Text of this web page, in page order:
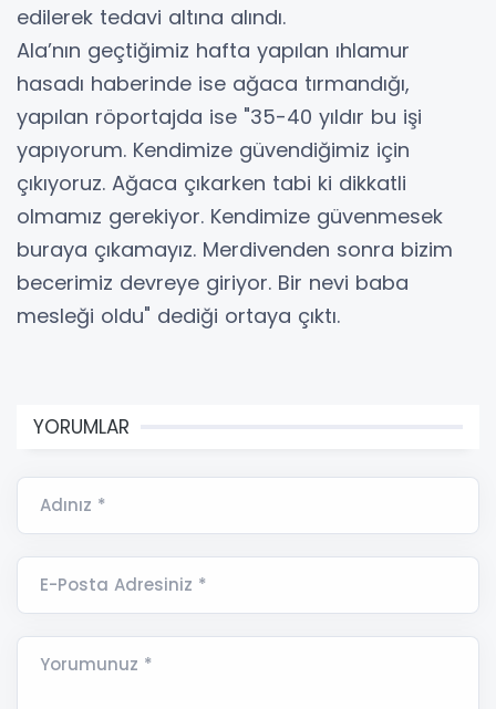
edilerek tedavi altına alındı.
Ala’nın geçtiğimiz hafta yapılan ıhlamur
hasadı haberinde ise ağaca tırmandığı,
yapılan röportajda ise "35-40 yıldır bu işi
yapıyorum. Kendimize güvendiğimiz için
çıkıyoruz. Ağaca çıkarken tabi ki dikkatli
olmamız gerekiyor. Kendimize güvenmesek
buraya çıkamayız. Merdivenden sonra bizim
becerimiz devreye giriyor. Bir nevi baba
mesleği oldu" dediği ortaya çıktı.
YORUMLAR
Adınız *
E-Posta Adresiniz *
Yorumunuz *